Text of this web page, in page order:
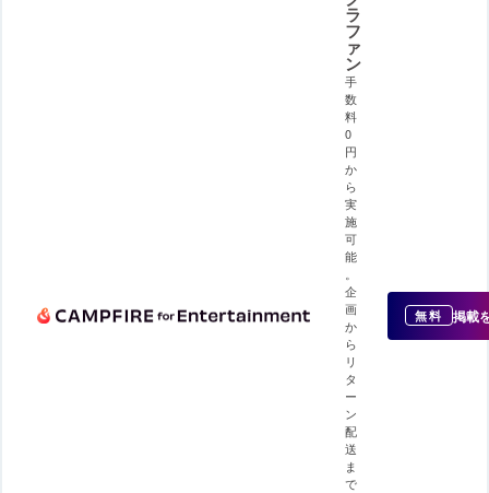
ラ
フ
ァ
ン
手
数
料
0
円
か
ら
実
施
可
能
企
画
か
ら
リ
タ
ー
ン
配
送
ま
で
無料 掲載